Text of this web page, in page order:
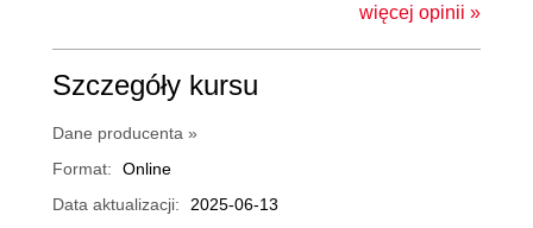
więcej opinii »
Szczegóły kursu
Dane producenta »
Format:
Online
Data aktualizacji:
2025-06-13